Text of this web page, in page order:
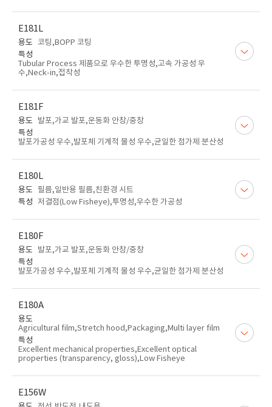
E181L
용도 코팅,BOPP 코팅
특성
Tubular Process 제품으로 우수한 투명성,고속 가공성 우
수,Neck-in,접착성
E181F
용도
발포,가교 발포,운동화 안창/중창
특성
발포가공성 우수,발포체 기계적 물성 우수,균일한 첨가제 분산성
E180L
용도 필름,일반용 필름,친환경 시트
특성
저결점(Low Fisheye),투명성,우수한 가공성
E180F
용도
발포,가교 발포,운동화 안창/중창
특성
발포가공성 우수,발포체 기계적 물성 우수,균일한 첨가제 분산성
E180A
용도
Agricultural film,Stretch hood,Packaging,Multi layer film
특성
Excellent mechanical properties,Excellent optical
properties (transparency, gloss),Low Fisheye
E156W